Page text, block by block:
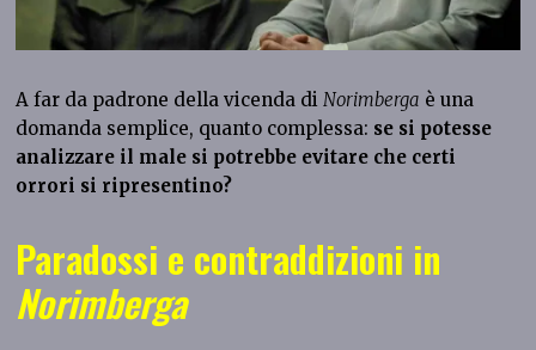
A far da padrone della vicenda diNorimberga è una
domanda semplice, quanto complessa: se si potesse
analizzare il male si potrebbe evitare che certi
orrori si ripresentino?
Paradossi e contraddizioni in
Norimberga